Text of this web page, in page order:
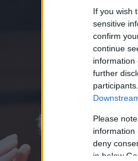
If you wish
sensitive
confirm
continue
information
further
Please
information
deny
in below